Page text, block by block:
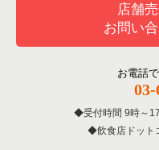
東京都下の焼肉の居抜き
東京都下のアジア料理の
東京都下のカフェの居抜
府中市のお弁当・惣菜・
府中市のバーの居抜き売
府中駅の洋食の居抜き売
府中駅のその他の居抜き
府中本町駅の洋食の居抜
府中本町駅のその他の居
府中駅の1階の飲食店の居
東京都下の1階のその他の
東京都下の20坪以下の飲
店舗
お問い
お電話
03-
受付時間 9時～
飲食店ドット